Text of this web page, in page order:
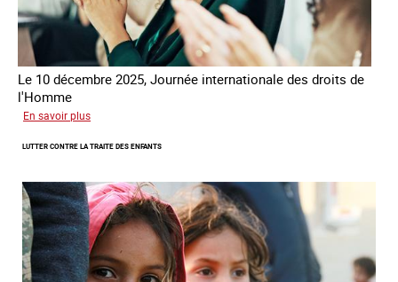
Le 10 décembre 2025, Journée internationale des droits de
l'Homme
En savoir plus
du
des
droits
de
l’Homme
de
la
LUTTER CONTRE LA TRAITE DES ENFANTS